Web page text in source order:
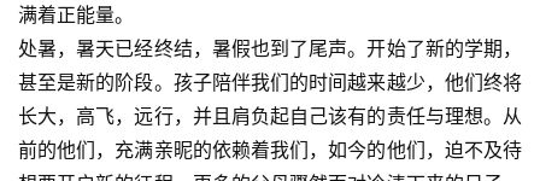
满着正能量。
处暑，暑天已经终结，暑假也到了尾声。开始了新的学期，
甚至是新的阶段。孩子陪伴我们的时间越来越少，他们终将
长大，高飞，远行，并且肩负起自己该有的责任与理想。从
前的他们，充满亲昵的依赖着我们，如今的他们，迫不及待